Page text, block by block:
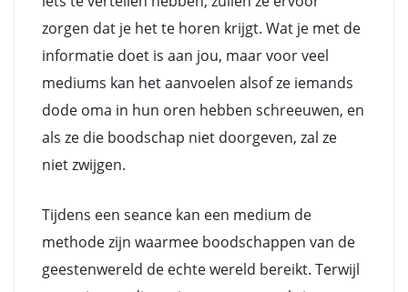
zorgen dat je het te horen krijgt. Wat je met de
informatie doet is aan jou, maar voor veel
mediums kan het aanvoelen alsof ze iemands
dode oma in hun oren hebben schreeuwen, en
als ze die boodschap niet doorgeven, zal ze
niet zwijgen.
Tijdens een seance kan een medium de
methode zijn waarmee boodschappen van de
geestenwereld de echte wereld bereikt. Terwijl